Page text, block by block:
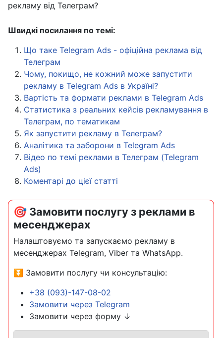
рекламу від Телеграм?
Швидкі посилання по темі:
Що таке Telegram Ads - офіційна реклама від
Телеграм
Чому, покищо, не кожний може запустити
рекламу в Telegram Ads в Україні?
Вартість та формати реклами в Telegram Ads
Статистика з реальних кейсів рекламування в
Телеграм, по тематикам
Як запустити рекламу в Телеграм?
Аналітика та заборони в Telegram Ads
Відео по темі реклами в Телеграм (Telegram
Ads)
Коментарі до цієї статті
🎯 Замовити послугу з реклами в
месенджерах
Налаштовуємо та запускаємо рекламу в
месенджерах Telegram, Viber та WhatsApp.
⏬ Замовити послугу чи консультацію:
+38 (093)-147-08-02
Замовити через Telegram
Замовити через форму ↓